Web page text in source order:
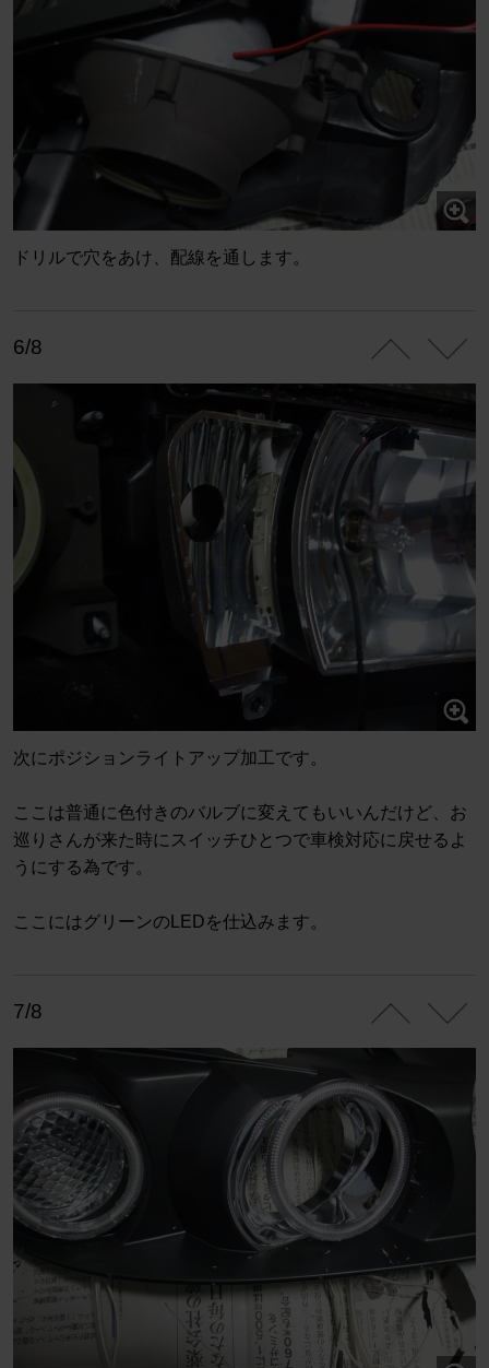
ドリルで穴をあけ、配線を通します。
6/8
次にポジションライトアップ加工です。
ここは普通に色付きのバルブに変えてもいいんだけど、お
巡りさんが来た時にスイッチひとつで車検対応に戻せるよ
うにする為です。
ここにはグリーンのLEDを仕込みます。
7/8